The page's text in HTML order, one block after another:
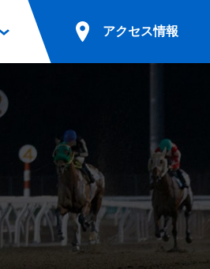
アクセス情報
無料送迎バスでのご来場
公共の交通機関でのご来場